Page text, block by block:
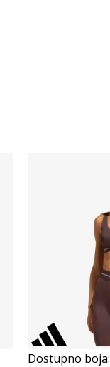
Dostupno boja: